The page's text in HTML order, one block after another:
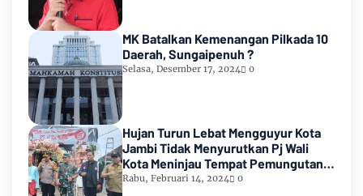
MK Batalkan Kemenangan Pilkada 10
Daerah, Sungaipenuh ?
Selasa, Desember 17, 2024 0
Hujan Turun Lebat Mengguyur Kota
Jambi Tidak Menyurutkan Pj Wali
Kota Meninjau Tempat Pemungutan
Suara Pemilu 2024
Rabu, Februari 14, 2024 0